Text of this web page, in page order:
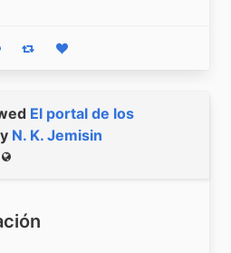
Boost statusLike status
El portal de los
N. K. Jemisin
Public